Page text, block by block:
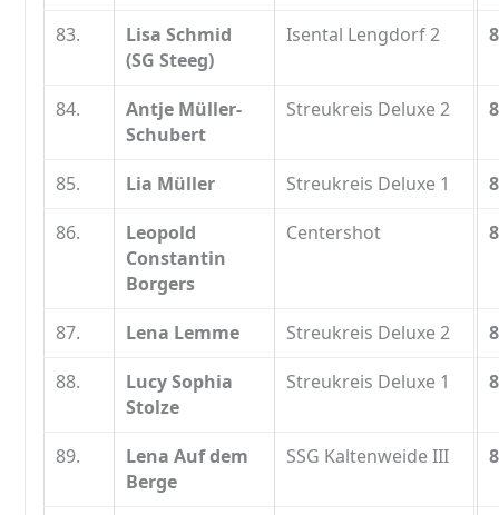
83.
Lisa Schmid
(SG Steeg)
Isental Lengdorf 2
84.
Antje Müller-
Schubert
Streukreis Deluxe 2
85. Lia Müller Streukreis Deluxe 1
86.
Leopold
Constantin
Borgers
Centershot
87. Lena Lemme Streukreis Deluxe 2
88.
Lucy Sophia
Stolze
Streukreis Deluxe 1
89.
Lena Auf dem
Berge
SSG Kaltenweide III